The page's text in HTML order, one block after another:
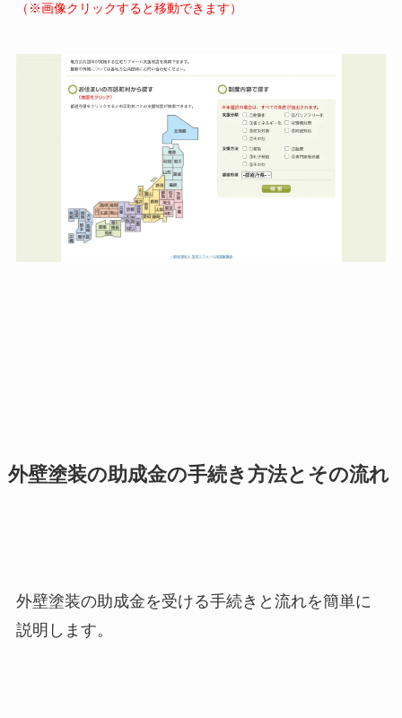
（※画像クリックすると移動できます）
外壁塗装の助成金の手続き方法とその流れ
外壁塗装の助成金を受ける手続きと流れを簡単に
説明します。